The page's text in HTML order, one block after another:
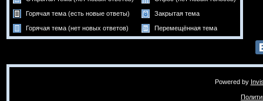
Горячая тема (есть новые ответы) Закрытая тема
Горячая тема (нет новых ответов) Перемещённая тема
Powered by